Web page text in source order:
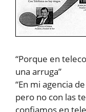
“Porque en
una arruga”
“En mi agencia
pero no con las